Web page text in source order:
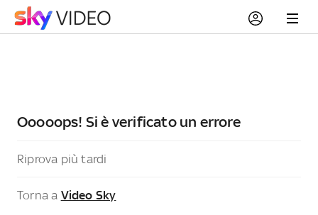
Ooooops! Si è verificato un errore
Riprova più tardi
Torna a Video Sky